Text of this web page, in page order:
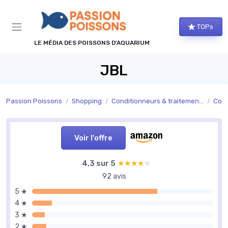
LE MÉDIA DES POISSONS D'AQUARIUM
TOPs
JBL
Passion Poissons Shopping Conditionneurs & traitements de l’eau
Voir l'offre
4,3 sur 5 ★★★★★
★★★★★
92 avis
5 ★
4 ★
3 ★